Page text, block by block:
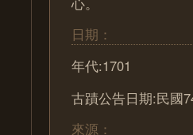
日期：
年代:1701
古蹟公告日期:民國
來源：